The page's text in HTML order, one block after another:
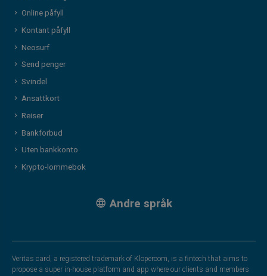
Online påfyll
Kontant påfyll
Neosurf
Send penger
Svindel
Ansattkort
Reiser
Bankforbud
Uten bankkonto
Krypto-lommebok
Andre språk
Veritas card, a registered trademark of Klopercom, is a fintech that aims to
propose a super in-house platform and app where our clients and members